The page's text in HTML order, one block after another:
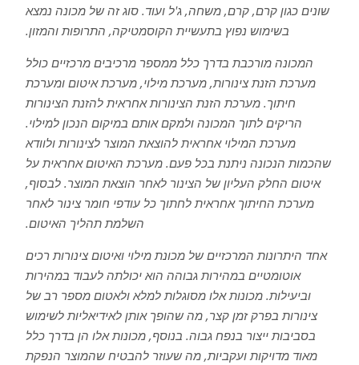
שונים כגון קרם, קרם, משחה, ג'ל ועוד. סוג זה של מכונה נמצא
בשימוש נפוץ בתעשיית הקוסמטיקה, התרופות והמזון.
המכונה מורכבת בדרך כלל ממספר מרכיבים מרכזיים כולל
מערכת הזנת צינורות, מערכת מילוי, מערכת איטום ומערכת
חיתוך. מערכת הזנת הצינורות אחראית להזנת הצינורות
הריקים לתוך המכונה ולמקם אותם במיקום הנכון למילוי.
מערכת המילוי אחראית להוצאת המוצר לצינורות ולוודא
שהכמות הנכונה ניתנת בכל פעם. מערכת האיטום אחראית על
איטום החלק העליון של הצינור לאחר הוצאת המוצר. לבסוף,
מערכת החיתוך אחראית לחתוך כל עודפי חומר צינור לאחר
השלמת תהליך האיטום.
אחד היתרונות המרכזיים של מכונת מילוי ואיטום צינורות רכים
אוטומטיים במהירות גבוהה הוא יכולתה לעבוד במהירות
וביעילות. מכונות אלו מסוגלות למלא ולאטום מספר רב של
צינורות בפרק זמן קצר, מה שהופך אותן לאידיאליות לשימוש
בסביבות ייצור בנפח גבוה. בנוסף, מכונות אלו הן בדרך כלל
מאוד מדויקות ועקביות, מה שעוזר להבטיח שהמוצר הנפקת